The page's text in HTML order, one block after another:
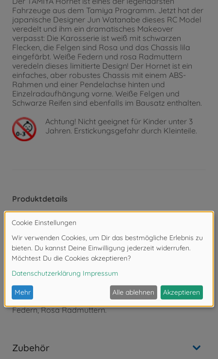
Fahrzeuge aus dem Tamiya Programm. Jetzt hat der
japanische Designer Jun Watanabe dieses RC Model
veredelt und ihm ein dramatisches Makeover
verpasst: Die Karosserie ist weiß mit schwarzen
Flecken, die Felgen sind Rosa und das Chassis lila
eingefärbt. Weiße Federn und rosa Radmuttern
veredeln dieses limitierte Design! Der Hornet ist ein
einfaches, aber robustes Chassis mit einem ABS-
Rahmen und einer Pendelachse hinten und
Einzelradaufhängung vorne. Weiße Felgen und
Schwarze Reifen sind ebenfalls im Bausatz enthalten.
Achtung! Nicht geeignet für Kinder unter 3
Jahren. Erstickungsgefahr durch Kleinteile.
Produktdetails
- Limitierte Sonderversion des TAMIYA Hornet –
veredelt
vom japanischen Designer Jun Watanabe
- Länge: 400mm, Breite: 230mm, Höhe: 150mm
- Kegeldifferenzial
- Starachse hinten, Einzelradaufhängung vorne
Pink&#02;Farben Reifen, schwarze Felgen, lila
Chassis, weiße
Federn, Rosa Radmuttern.
Zubehör